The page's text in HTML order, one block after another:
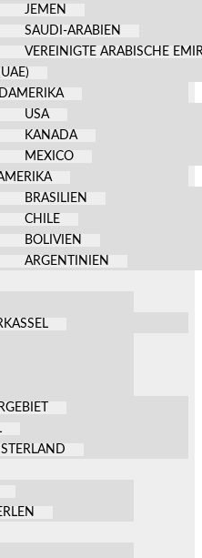
JEMEN
SAUDI-ARABIEN
VEREINIGTE ARABISCHE
USA
KANADA
MEXICO
BRASILIEN
CHILE
BOLIVIEN
ARGENTINIEN